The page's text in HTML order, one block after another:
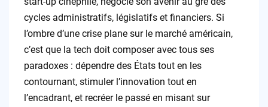
cycles administratifs, législatifs et financiers. Si
l’ombre d’une crise plane sur le marché américain,
c’est que la tech doit composer avec tous ses
paradoxes : dépendre des États tout en les
contournant, stimuler l’innovation tout en
l’encadrant, et recréer le passé en misant sur